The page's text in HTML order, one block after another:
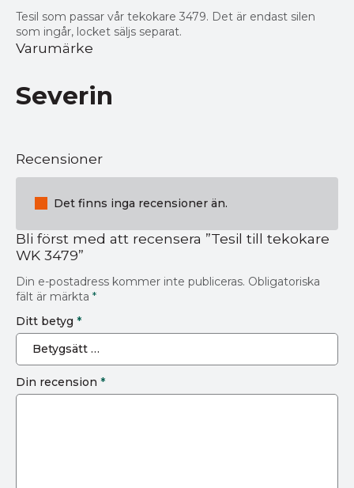
Tesil som passar vår tekokare 3479. Det är endast silen
som ingår, locket säljs separat.
Varumärke
Severin
Recensioner
Det finns inga recensioner än.
Bli först med att recensera ”Tesil till tekokare
WK 3479”
Din e-postadress kommer inte publiceras. Obligatoriska
fält är märkta *
Ditt betyg *
Din recension *